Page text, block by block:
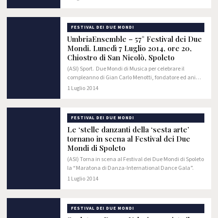
FESTIVAL DEI DUE MONDI
UmbriaEnsemble – 57° Festival dei Due
Mondi. Lunedì 7 Luglio 2014, ore 20,
Chiostro di San Nicolò, Spoleto
(ASI) Sport. Due Mondi di Musica per celebrare il
compleanno di Gian Carlo Menotti, fondatore ed anima
per lunghi anni del Festival di Spoleto.
1 Luglio 2014
FESTIVAL DEI DUE MONDI
Le ‘stelle danzanti della ‘sesta arte’
tornano in scena al Festival dei Due
Mondi di Spoleto
(ASI) Torna in scena al Festival dei Due Mondi di Spoleto
la “Maratona di Danza-International Dance Gala”.
1 Luglio 2014
FESTIVAL DEI DUE MONDI